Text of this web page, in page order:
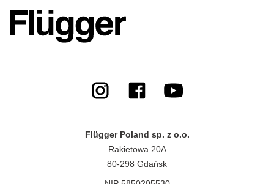
Flügger Poland sp. z o.o.
Rakietowa 20A
80-298 Gdańsk